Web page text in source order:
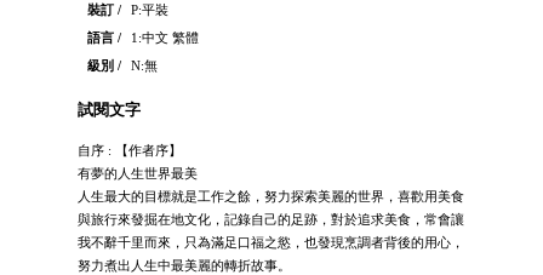
裝訂 /
P:平裝
語言 /
1:中文 繁體
級別 /
N:無
試閱文字
自序 : 【作者序】
有夢的人生世界最美
人生最大的目標就是工作之餘，努力探索美麗的世界，喜歡用美食
與旅行來發掘在地文化，記錄自己的足跡，對於追求美食，常會讓
我不辭千里而來，只為滿足口福之慾，也發現烹調者背後的用心，
努力煮出人生中最美麗的轉折故事。